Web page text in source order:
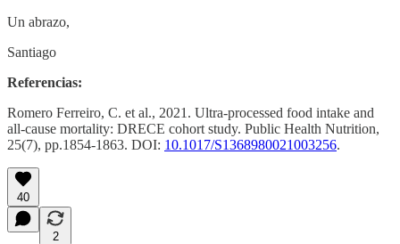
Un abrazo,
Santiago
Referencias:
Romero Ferreiro, C. et al., 2021. Ultra-processed food intake and
all-cause mortality: DRECE cohort study. Public Health Nutrition,
25(7), pp.1854-1863. DOI: 10.1017/S1368980021003256.
40
2